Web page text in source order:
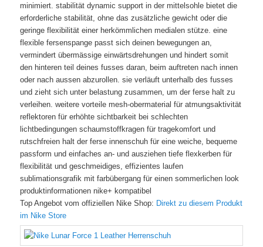
minimiert. stabilität dynamic support in der mittelsohle bietet die
erforderliche stabilität, ohne das zusätzliche gewicht oder die
geringe flexibilität einer herkömmlichen medialen stütze. eine
flexible fersenspange passt sich deinen bewegungen an,
vermindert übermässige einwärtsdrehungen und hindert somit
den hinteren teil deines fusses daran, beim auftreten nach innen
oder nach aussen abzurollen. sie verläuft unterhalb des fusses
und zieht sich unter belastung zusammen, um der ferse halt zu
verleihen. weitere vorteile mesh-obermaterial für atmungsaktivität
reflektoren für erhöhte sichtbarkeit bei schlechten
lichtbedingungen schaumstoffkragen für tragekomfort und
rutschfreien halt der ferse innenschuh für eine weiche, bequeme
passform und einfaches an- und ausziehen tiefe flexkerben für
flexibilität und geschmeidiges, effizientes laufen
sublimationsgrafik mit farbübergang für einen sommerlichen look
produktinformationen nike+ kompatibel
Top Angebot vom offiziellen Nike Shop: Direkt zu diesem Produkt
im Nike Store